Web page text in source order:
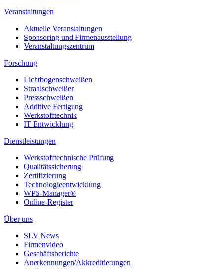
Veranstaltungen
Aktuelle Veranstaltungen
Sponsoring und Firmenausstellung
Veranstaltungszentrum
Forschung
Lichtbogenschweißen
Strahlschweißen
Pressschweißen
Additive Fertigung
Werkstofftechnik
IT Entwicklung
Dienstleistungen
Werkstofftechnische Prüfung
Qualitätssicherung
Zertifizierung
Technologieentwicklung
WPS-Manager®
Online-Register
Über uns
SLV News
Firmenvideo
Geschäftsberichte
Anerkennungen/Akkreditierungen